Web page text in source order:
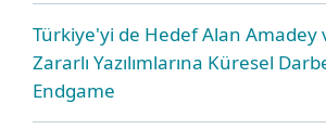
Türkiye'yi de Hedef Alan Amadey
Zararlı Yazılımlarına Küresel
Endgame